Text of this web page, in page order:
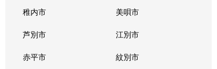
真駒内南町
1,100万円 真駒内
真駒内南町
真駒内
南３１条西
2,400万円 澄川
稚内市 美唄市
芦別市 江別市
赤平市 紋別市